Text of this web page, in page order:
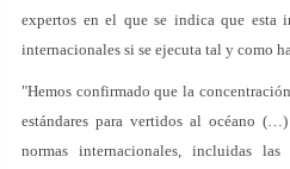
expertos en el que se indica que esta
internacionales si se ejecuta tal y como
"Hemos confirmado que la
estándares para vertidos al océano
normas internacionales, incluidas